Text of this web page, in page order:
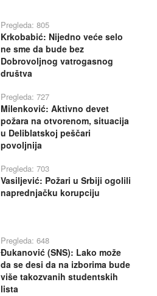
Pregleda: 805
Krkobabić: Nijedno veće selo
ne sme da bude bez
Dobrovoljnog vatrogasnog
društva
Pregleda: 727
Milenković: Aktivno devet
požara na otvorenom, situacija
u Deliblatskoj peščari
povoljnija
Pregleda: 703
Vasiljević: Požari u Srbiji ogolili
naprednjačku korupciju
Pregleda: 648
Đukanović (SNS): Lako može
da se desi da na izborima bude
više takozvanih studentskih
lista